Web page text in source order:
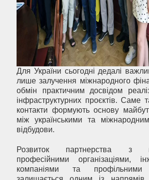
Для України сьогодні дедалі
лише залучення міжнародного
обмін практичним досвідом
інфраструктурних проєктів. Саме
контакти формують основу
між українськими та
відбудови.
Розвиток партнерства з
професійними організаціями,
компаніями та профільними